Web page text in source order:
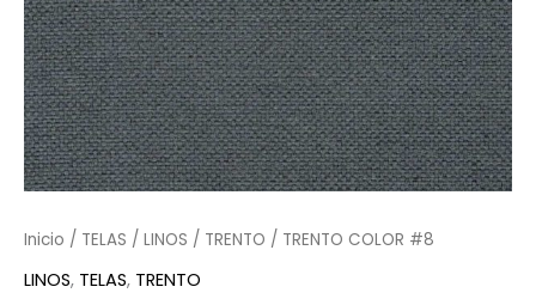
Inicio / TELAS / LINOS / TRENTO / TRENTO COLOR #8
LINOS, TELAS, TRENTO